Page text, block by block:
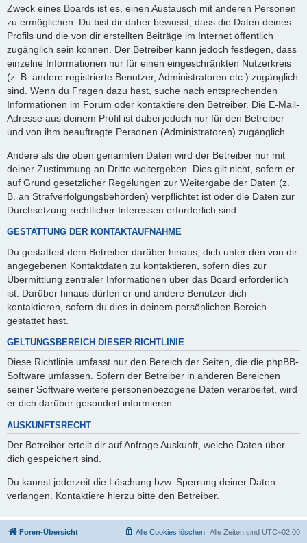
Zweck eines Boards ist es, einen Austausch mit anderen Personen
zu ermöglichen. Du bist dir daher bewusst, dass die Daten deines
Profils und die von dir erstellten Beiträge im Internet öffentlich
zugänglich sein können. Der Betreiber kann jedoch festlegen, dass
einzelne Informationen nur für einen eingeschränkten Nutzerkreis
(z. B. andere registrierte Benutzer, Administratoren etc.) zugänglich
sind. Wenn du Fragen dazu hast, suche nach entsprechenden
Informationen im Forum oder kontaktiere den Betreiber. Die E-Mail-
Adresse aus deinem Profil ist dabei jedoch nur für den Betreiber
und von ihm beauftragte Personen (Administratoren) zugänglich.
Andere als die oben genannten Daten wird der Betreiber nur mit
deiner Zustimmung an Dritte weitergeben. Dies gilt nicht, sofern er
auf Grund gesetzlicher Regelungen zur Weitergabe der Daten (z.
B. an Strafverfolgungsbehörden) verpflichtet ist oder die Daten zur
Durchsetzung rechtlicher Interessen erforderlich sind.
GESTATTUNG DER KONTAKTAUFNAHME
Du gestattest dem Betreiber darüber hinaus, dich unter den von dir
angegebenen Kontaktdaten zu kontaktieren, sofern dies zur
Übermittlung zentraler Informationen über das Board erforderlich
ist. Darüber hinaus dürfen er und andere Benutzer dich
kontaktieren, sofern du dies in deinem persönlichen Bereich
gestattet hast.
GELTUNGSBEREICH DIESER RICHTLINIE
Diese Richtlinie umfasst nur den Bereich der Seiten, die die phpBB-
Software umfassen. Sofern der Betreiber in anderen Bereichen
seiner Software weitere personenbezogene Daten verarbeitet, wird
er dich darüber gesondert informieren.
AUSKUNFTSRECHT
Der Betreiber erteilt dir auf Anfrage Auskunft, welche Daten über
dich gespeichert sind.
Du kannst jederzeit die Löschung bzw. Sperrung deiner Daten
verlangen. Kontaktiere hierzu bitte den Betreiber.
Foren-Übersicht Alle Zeiten sind UTC+02:00
Alle Cookies löschen